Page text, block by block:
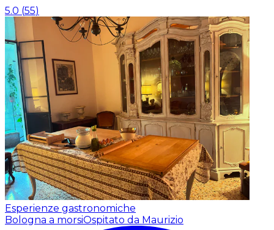
5.0 (55)
Esperienze gastronomiche
Bologna a morsiOspitato da Maurizio